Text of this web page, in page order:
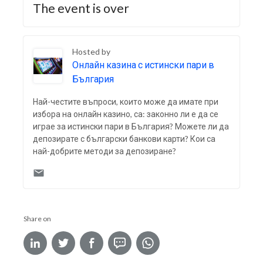
The event is over
Hosted by
Онлайн казина с истински пари в
България
Най-честите въпроси, които може да имате при
избора на онлайн казино, са: законно ли е да се
играе за истински пари в България? Можете ли да
депозирате с български банкови карти? Кои са
най-добрите методи за депозиране?
Share on